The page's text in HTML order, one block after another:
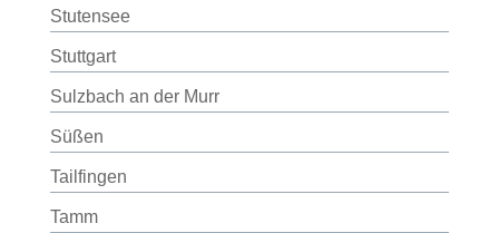
Stutensee
Stuttgart
Sulzbach an der Murr
Süßen
Tailfingen
Tamm